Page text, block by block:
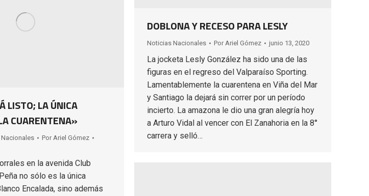
DOBLONA Y RECESO PARA LESLY
Noticias Nacionales Por Ariel Gómez junio 13, 2020
La jocketa Lesly González ha sido una de las
figuras en el regreso del Valparaíso Sporting.
Lamentablemente la cuarentena en Viña del Mar
y Santiago la dejará sin correr por un período
incierto. La amazona le dio una gran alegría hoy
a Arturo Vidal al vencer con El Zanahoria en la 8°
carrera y selló…
LISTO; LA ÚNICA
CUARENTENA»
Por Ariel Gómez
en la avenida Club
no sólo es la única
Encalada, sino además